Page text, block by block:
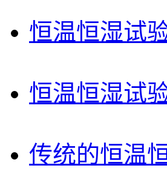
恒温恒湿试
恒温恒湿试
传统的恒温